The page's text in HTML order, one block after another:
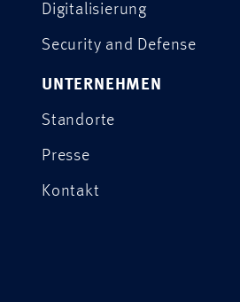
Digitalisierung
Security and Defense
UNTERNEHMEN
Standorte
Presse
Kontakt